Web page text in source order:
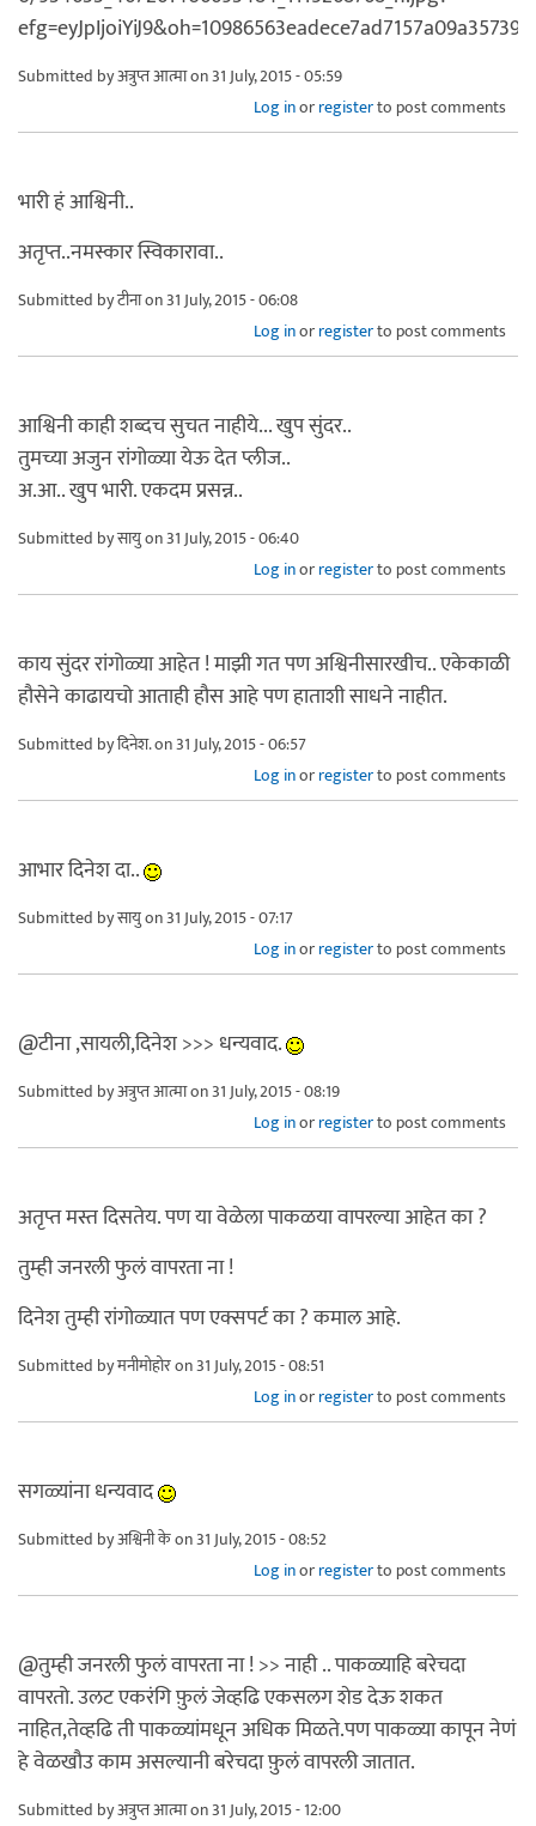
Submitted byअत्रुप्त आत्माon 31 July, 2015 - 05:59
Log inorregisterto post comments
भारी हं आश्विनी..
अतृप्त..नमस्कार स्विकारावा..
Submitted byटीनाon 31 July, 2015 - 06:08
Log inorregisterto post comments
आश्विनी काही शब्दच सुचत नाहीये... खुप सुंदर..
तुमच्या अजुन रांगोळ्या येऊ देत प्लीज..
अ.आ.. खुप भारी. एकदम प्रसन्न..
Submitted byसायुon 31 July, 2015 - 06:40
Log inorregisterto post comments
काय सुंदर रांगोळ्या आहेत ! माझी गत पण अश्विनीसारखीच.. एकेकाळी
हौसेने काढायचो आताही हौस आहे पण हाताशी साधने नाहीत.
Submitted byदिनेश.on 31 July, 2015 - 06:57
Log inorregisterto post comments
आभार दिनेश दा..
Submitted byसायुon 31 July, 2015 - 07:17
Log inorregisterto post comments
@टीना ,सायली,दिनेश >>> धन्यवाद.
Submitted byअत्रुप्त आत्माon 31 July, 2015 - 08:19
Log inorregisterto post comments
अतृप्त मस्त दिसतेय. पण या वेळेला पाकळया वापरल्या आहेत का ?
तुम्ही जनरली फुलं वापरता ना !
दिनेश तुम्ही रांगोळ्यात पण एक्सपर्ट का ? कमाल आहे.
Submitted byमनीमोहोरon 31 July, 2015 - 08:51
Log inorregisterto post comments
सगळ्यांना धन्यवाद
Submitted byअश्विनी केon 31 July, 2015 - 08:52
Log inorregisterto post comments
@तुम्ही जनरली फुलं वापरता ना ! >> नाही .. पाकळ्याहि बरेचदा
वापरतो. उलट एकरंगि फ़ुलं जेव्हढि एकसलग शेड देऊ शकत
नाहित,तेव्हढि ती पाकळ्यांमधून अधिक मिळते.पण पाकळ्या कापून नेणं
हे वेळखौउ काम असल्यानी बरेचदा फ़ुलं वापरली जातात.
Submitted byअत्रुप्त आत्माon 31 July, 2015 - 12:00